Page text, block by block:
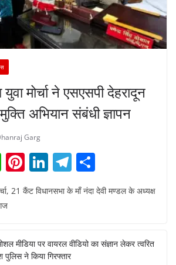
मोर्चा ने एसएसपी देहरादून
अभियान संबंधी ज्ञापन
Garg
W
h
at
A
p
Pi
nt
er
st
Li
n
k
dI
n
T
el
e
a
m
h
ar
21 कैंट विधानसभा के माँ नंदा देवी मण्डल के अध्यक्ष
मीडिया पर वायरल वीडियो का संज्ञान लेकर त्वरित
पुलिस ने किया गिरफ्तार